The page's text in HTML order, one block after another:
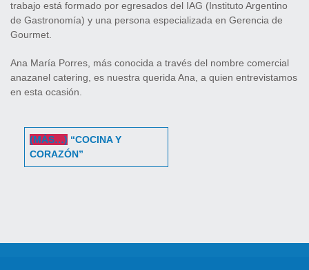
trabajo está formado por egresados del IAG (Instituto Argentino
de Gastronomía) y una persona especializada en Gerencia de
Gourmet.
Ana María Porres, más conocida a través del nombre comercial
anazanel catering, es nuestra querida Ana, a quien entrevistamos
en esta ocasión.
(MÁS…) “COCINA Y
CORAZÓN”